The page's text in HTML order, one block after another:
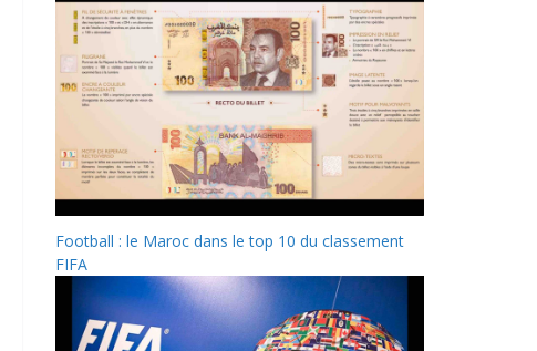
Football : le Maroc dans le top 10 du classement
FIFA